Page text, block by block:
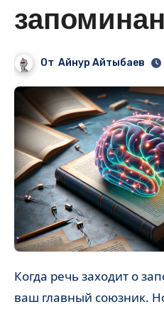
От Айнур Айтыбаев
Когда речь заходит о запоминании, мозг — это
ваш главный союзник.